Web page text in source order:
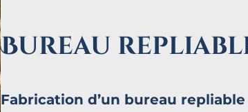
Bureau
Fabrication d’un bureau